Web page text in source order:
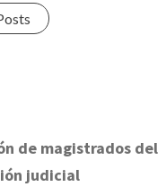
de magistrados del
judicial